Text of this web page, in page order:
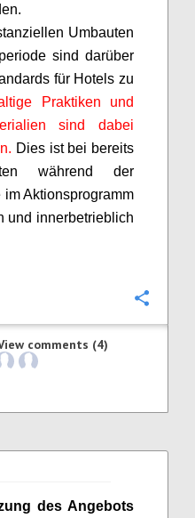
Umbauten
sind darüber
für Hotels zu
Praktiken und
sind dabei
Dies ist bei bereits
während der
Aktionsprogramm
und innerbetrieblich
comments (4)
des Angebots